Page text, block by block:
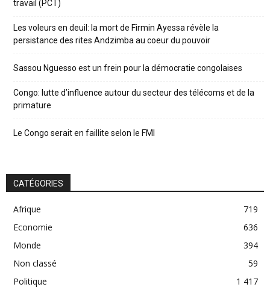
travail (PCT)
Les voleurs en deuil: la mort de Firmin Ayessa révèle la
persistance des rites Andzimba au coeur du pouvoir
Sassou Nguesso est un frein pour la démocratie congolaises
Congo: lutte d’influence autour du secteur des télécoms et de la
primature
Le Congo serait en faillite selon le FMI
CATÉGORIES
Afrique
719
Economie
636
Monde
394
Non classé
59
Politique
1 417